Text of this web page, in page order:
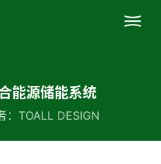
们
务
能源储能系统
TOALL DESIGN